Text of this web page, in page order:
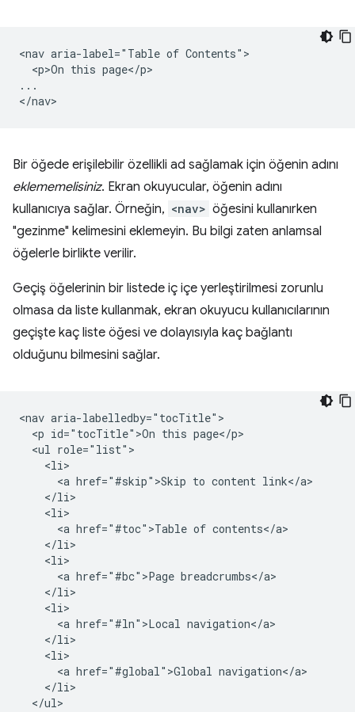
<nav aria-label="Table of Contents">
  <p>On this page</p>
...
Bir öğede erişilebilir özellikli ad sağlamak için öğenin adını
eklememelisiniz. Ekran okuyucular, öğenin adını
kullanıcıya sağlar. Örneğin, <nav> öğesini kullanırken
"gezinme" kelimesini eklemeyin. Bu bilgi zaten anlamsal
öğelerle birlikte verilir.
Geçiş öğelerinin bir listede iç içe yerleştirilmesi zorunlu
olmasa da liste kullanmak, ekran okuyucu kullanıcılarının
geçişte kaç liste öğesi ve dolayısıyla kaç bağlantı
olduğunu bilmesini sağlar.
<nav aria-labelledby="tocTitle">
  <p id="tocTitle">On this page</p>
  <ul role="list">
    <li>
      <a href="#skip">Skip to content link</a>
    </li>
    <li>
      <a href="#toc">Table of contents</a>
    </li>
    <li>
      <a href="#bc">Page breadcrumbs</a>
    </li>
    <li>
      <a href="#ln">Local navigation</a>
    </li>
    <li>
      <a href="#global">Global navigation</a>
    </li>
  </ul>